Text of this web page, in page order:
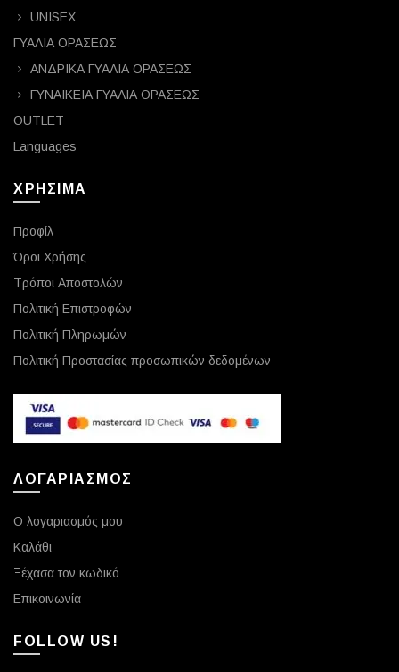
UNISEX
ΓΥΑΛΙΑ ΟΡΑΣΕΩΣ
ΑΝΔΡΙΚΑ ΓΥΑΛΙΑ ΟΡΑΣΕΩΣ
ΓΥΝΑΙΚΕΙΑ ΓΥΑΛΙΑ ΟΡΑΣΕΩΣ
OUTLET
Languages
ΧΡΗΣΙΜΑ
Προφίλ
Όροι Χρήσης
Τρόποι Αποστολών
Πολιτική Επιστροφών
Πολιτική Πληρωμών
Πολιτική Προστασίας προσωπικών δεδομένων
ΛΟΓΑΡΙΑΣΜΟΣ
Ο λογαριασμός μου
Καλάθι
Ξέχασα τον κωδικό
Επικοινωνία
FOLLOW US!